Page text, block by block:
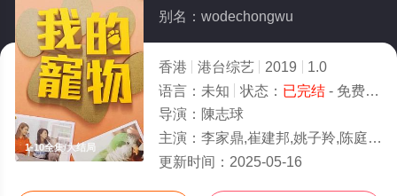
1-10全集/大结局
别名：wodechongwu
香港 港台综艺 2019
1.0
语言： 未知 状态： 已完结- 免费在线观看
导演： 陳志球
主演： 李家鼎,崔建邦,姚子羚,陈庭欣,鄧卓殷
更新时间： 2025-05-16